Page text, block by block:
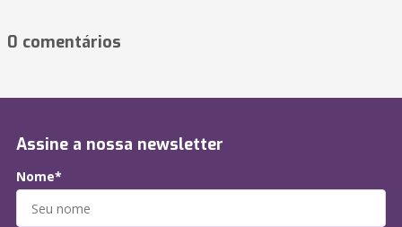
0 comentários
Assine a nossa newsletter
Nome*